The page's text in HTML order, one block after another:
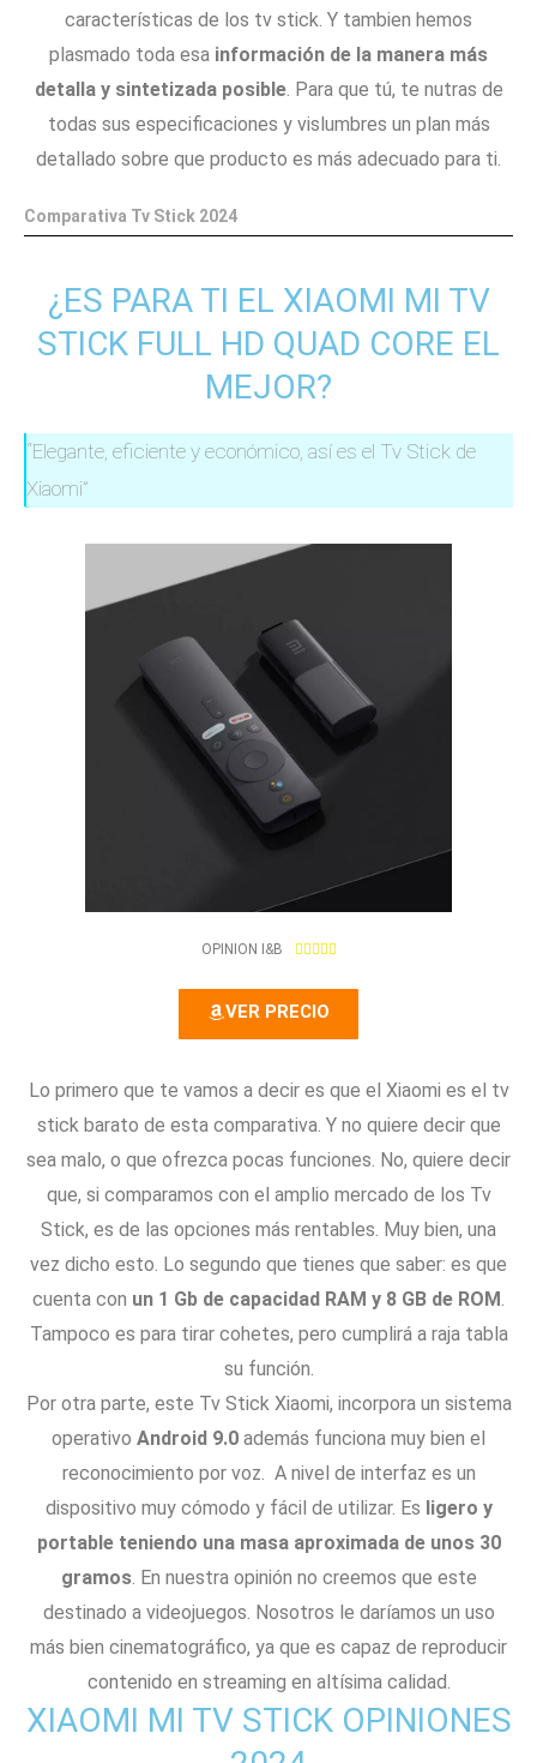
características de los tv stick. Y tambien hemos
plasmado toda esa información de la manera más
detalla y sintetizada posible. Para que tú, te nutras de
todas sus especificaciones y vislumbres un plan más
detallado sobre que producto es más adecuado para ti.
Comparativa Tv Stick 2024
¿ES PARA TI EL XIAOMI MI TV
STICK FULL HD QUAD CORE EL
MEJOR?
“Elegante, eficiente y económico, así es el Tv Stick de
Xiaomi”
Lo primero que te vamos a decir es que el Xiaomi es el tv
stick barato de esta comparativa. Y no quiere decir que
sea malo, o que ofrezca pocas funciones. No, quiere decir
que, si comparamos con el amplio mercado de los Tv
Stick, es de las opciones más rentables. Muy bien, una
vez dicho esto. Lo segundo que tienes que saber: es que
cuenta con un 1 Gb de capacidad RAM y 8 GB de ROM.
Tampoco es para tirar cohetes, pero cumplirá a raja tabla
su función.
Por otra parte, este Tv Stick Xiaomi, incorpora un sistema
operativo Android 9.0 además funciona muy bien el
reconocimiento por voz. A nivel de interfaz es un
dispositivo muy cómodo y fácil de utilizar. Es ligero y
portable teniendo una masa aproximada de unos 30
gramos. En nuestra opinión no creemos que este
destinado a videojuegos. Nosotros le daríamos un uso
más bien cinematográfico, ya que es capaz de reproducir
contenido en streaming en altísima calidad.
OPINION I&B 5
VER PRECIO
XIAOMI MI TV STICK OPINIONES